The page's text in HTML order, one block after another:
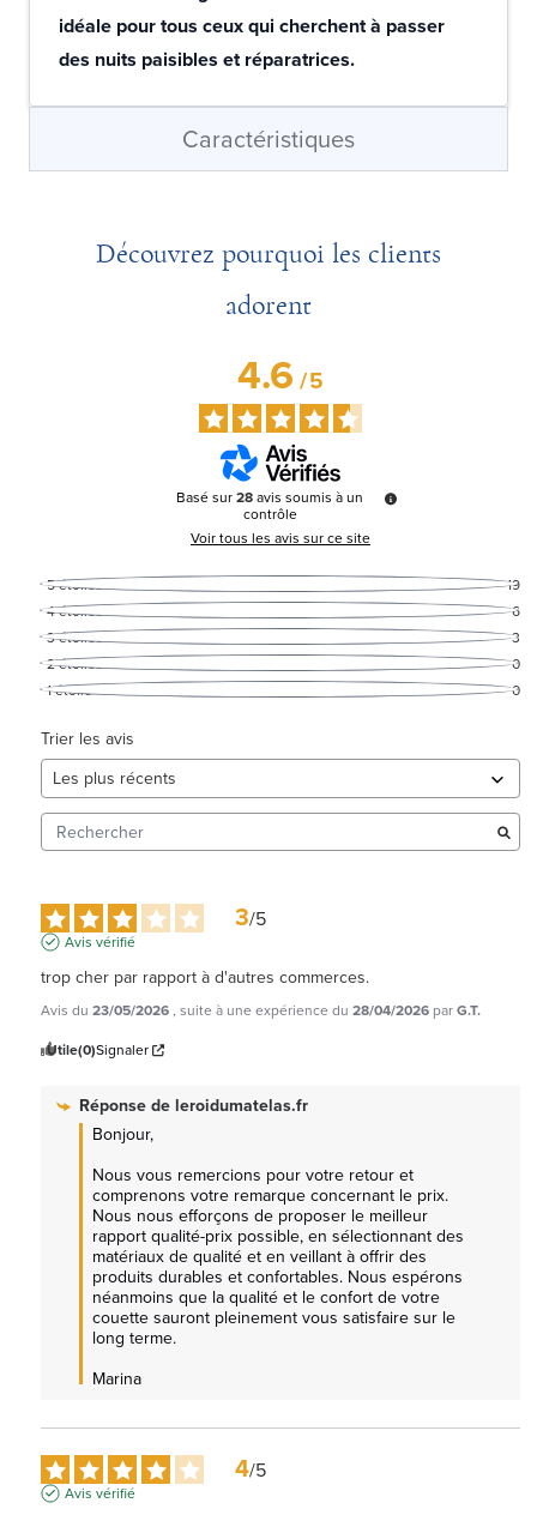
idéale pour tous ceux qui cherchent à passer
des nuits paisibles et réparatrices.
Caractéristiques
Découvrez pourquoi les clients
adorent
4.6/5
Basé sur28avis soumis à un
contrôle
Voir tous les avis sur ce site
5étoiles
19
4étoiles
6
3étoiles
3
2étoiles
0
1étoile 0
Trier les avis
3/5
Avis vérifié
trop cher par rapport à d'autres commerces.
Avis du 23/05/2026, suite à une expérience du 28/04/2026 parG.T.
Utile(0)Signaler
Réponse deleroidumatelas.fr
Bonjour,
Nous vous remercions pour votre retour et
comprenons votre remarque concernant le prix.
Nous nous efforçons de proposer le meilleur
rapport qualité-prix possible, en sélectionnant des
matériaux de qualité et en veillant à offrir des
produits durables et confortables. Nous espérons
néanmoins que la qualité et le confort de votre
couette sauront pleinement vous satisfaire sur le
long terme.
Marina
4/5
Avis vérifié